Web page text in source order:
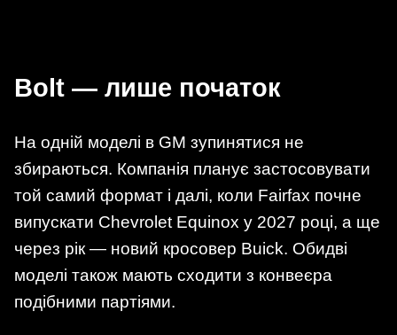
Bolt — лише початок
На одній моделі в GM зупинятися не
збираються. Компанія планує застосовувати
той самий формат і далі, коли Fairfax почне
випускати Chevrolet Equinox у 2027 році, а ще
через рік — новий кросовер Buick. Обидві
моделі також мають сходити з конвеєра
подібними партіями.